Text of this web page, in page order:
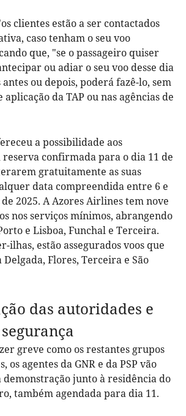
clientes estão a ser contactados
caso tenham o seu voo
que, "se o passageiro quiser
ou adiar o seu voo desse dia
ou depois, poderá fazê-lo, sem
aplicação da TAP ou nas agências de
a possibilidade aos
reserva confirmada para o dia 11 de
gratuitamente as suas
data compreendida entre 6 e
2025. A Azores Airlines tem nove
nos serviços mínimos, abrangendo
e Lisboa, Funchal e Terceira.
ilhas, estão assegurados voos que
Flores, Terceira e São
das autoridades e
greve como os restantes grupos
os agentes da GNR e da PSP vão
junto à residência do
também agendada para dia 11.